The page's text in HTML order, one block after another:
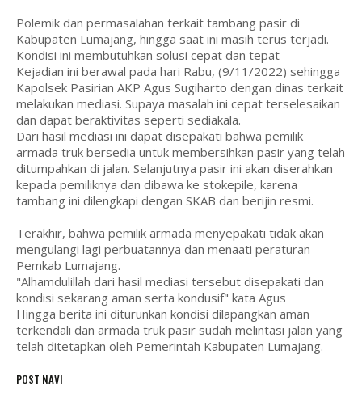
Polemik dan permasalahan terkait tambang pasir di
Kabupaten Lumajang, hingga saat ini masih terus terjadi.
Kondisi ini membutuhkan solusi cepat dan tepat
Kejadian ini berawal pada hari Rabu, (9/11/2022) sehingga
Kapolsek Pasirian AKP Agus Sugiharto dengan dinas terkait
melakukan mediasi. Supaya masalah ini cepat terselesaikan
dan dapat beraktivitas seperti sediakala.
Dari hasil mediasi ini dapat disepakati bahwa pemilik
armada truk bersedia untuk membersihkan pasir yang telah
ditumpahkan di jalan. Selanjutnya pasir ini akan diserahkan
kepada pemiliknya dan dibawa ke stokepile, karena
tambang ini dilengkapi dengan SKAB dan berijin resmi.
Terakhir, bahwa pemilik armada menyepakati tidak akan
mengulangi lagi perbuatannya dan menaati peraturan
Pemkab Lumajang.
"Alhamdulillah dari hasil mediasi tersebut disepakati dan
kondisi sekarang aman serta kondusif" kata Agus
Hingga berita ini diturunkan kondisi dilapangkan aman
terkendali dan armada truk pasir sudah melintasi jalan yang
telah ditetapkan oleh Pemerintah Kabupaten Lumajang.
POST NAVI